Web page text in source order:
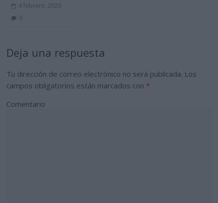
4 febrero, 2020
0
Deja una respuesta
Tu dirección de correo electrónico no será publicada. Los
campos obligatorios están marcados con *
Comentario